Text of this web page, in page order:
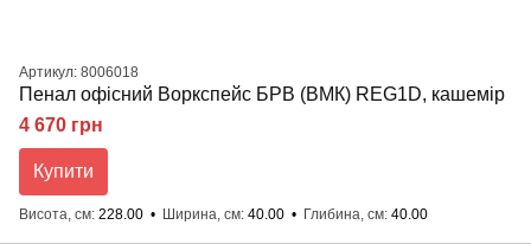
Артикул: 8006018
Пенал офісний Воркспейс БРВ (ВМК) REG1D, кашемір
4 670 грн
Купити
Висота, см 228.00 Ширина, см 40.00 Глибина, см 40.00